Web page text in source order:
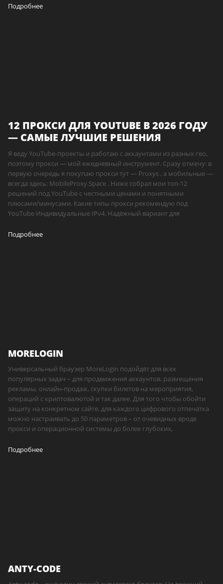
Подробнее
12 ПРОКСИ ДЛЯ YOUTUBE В 2026 ГОДУ
— САМЫЕ ЛУЧШИЕ РЕШЕНИЯ
Я веду YouTube-проекты и работаю с аккаунтами из разных гео,
поэтому прокси — мой ежедневный инструмент. Сразу отмечу: в
первую очередь я покупаю прокси тут — Proxys , а мобильные —
всегда здесь: MobileProxy.Space . Ниже собрал мои топ-12
решений под YouTube с честными ценами и понятными
плюсами/минусами. Какие типы прокси рекомендую под
YouTube Индивидуальные IPv4. Надёжный вариант для
Подробнее
MORELOGIN
Универсальный браузер MoreLogin подойдёт для всех
популярных задач – для продвижения аккаунтов, размещения
рекламы, онлайн-продаж, скупки билетов на мероприятия,
операций с криптовалютой и так далее. Для того чтобы обойти
защиту на конкретном сайте, для каждого цифрового отпечатка
можно настраивать до 50 параметров – от очевидных вроде
прокси и операционной системы до более глубоких,
Подробнее
ANTY-CODE